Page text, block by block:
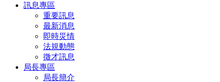
訊息專區
重要訊息
最新消息
即時災情
法規動態
徵才訊息
局長專區
局長簡介